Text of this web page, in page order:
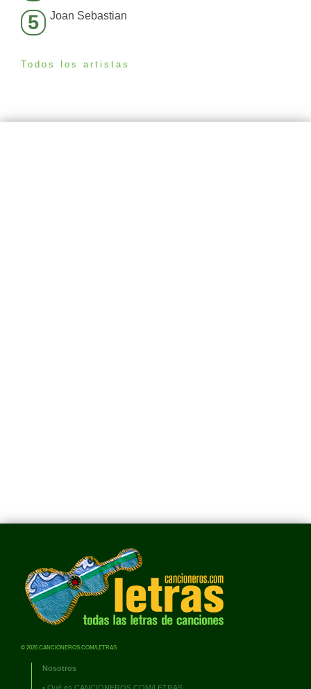
5 Joan Sebastian
Todos los artistas
© 2026 CANCIONEROS.COM/LETRAS
Nosotros